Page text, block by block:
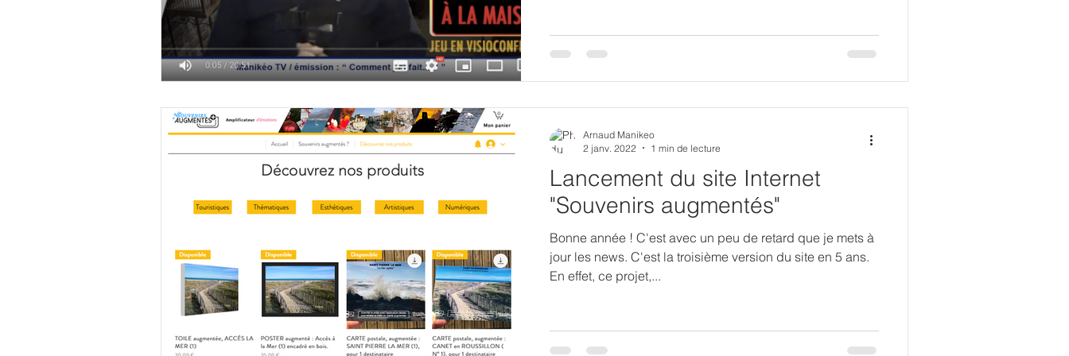
Lancement du site Internet
"Souvenirs augmentés"
Bonne année ! C'est avec un peu de retard que je mets à
jour les news. C'est la troisième version du site en 5 ans.
En effet, ce projet,...
Arnaud Manikeo
2 janv. 2022
1 min de lecture